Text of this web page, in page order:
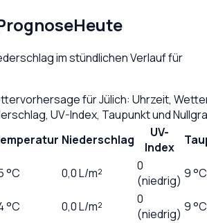
Heute
im stündlichen Verlauf für
fürJülich: Uhrzeit,
UV-Index, Taupunkt und
Niederschlag
UV-
Index
°C 0,0L/m²
0
(niedrig) 9 °C
°C 0,0L/m²
0
(niedrig) 9 °C